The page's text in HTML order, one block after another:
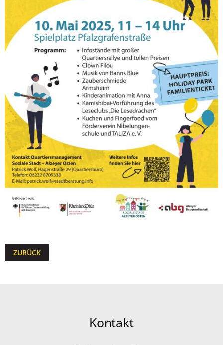
ZURÜCK
Kontakt